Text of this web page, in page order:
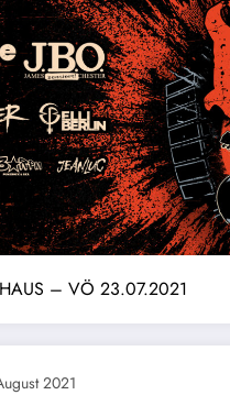
– VÖ 23.07.2021
2021